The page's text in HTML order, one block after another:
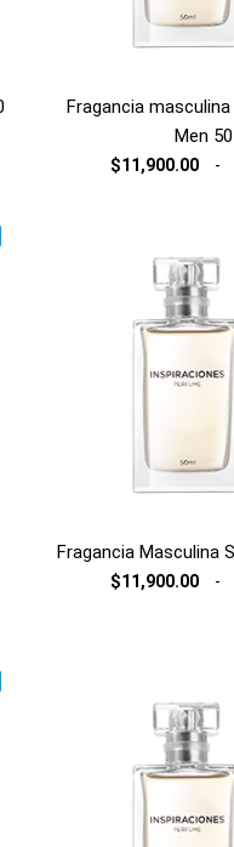
Fragancia
Men
$11,900.00 -
Fragancia Masculina
$11,900.00 -